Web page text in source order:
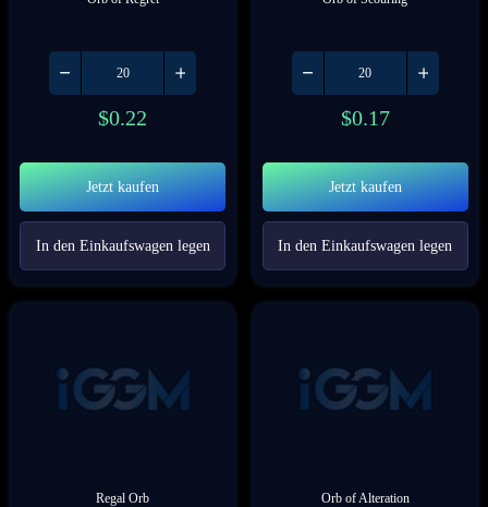
$0.22
Jetzt kaufen
In den Einkaufswagen legen
$0.17
Jetzt kaufen
In den Einkaufswagen legen
Regal Orb Orb of Alteration